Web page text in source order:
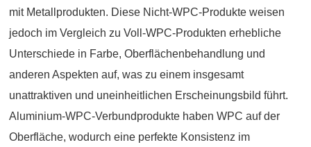
mit Metallprodukten. Diese Nicht-WPC-Produkte weisen
jedoch im Vergleich zu Voll-WPC-Produkten erhebliche
Unterschiede in Farbe, Oberflächenbehandlung und
anderen Aspekten auf, was zu einem insgesamt
unattraktiven und uneinheitlichen Erscheinungsbild führt.
Aluminium-WPC-Verbundprodukte haben WPC auf der
Oberfläche, wodurch eine perfekte Konsistenz im